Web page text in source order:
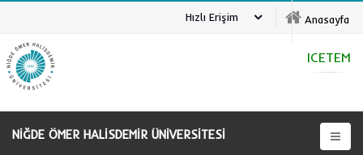
Anasayfa
Hızlı Erişim
NİĞDE ÖMER HALİSDEMİR ÜNİVERSİTESİ
ICETEM